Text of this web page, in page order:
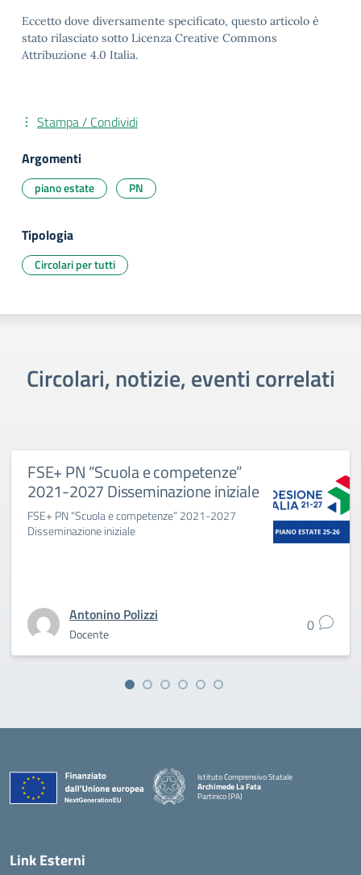
Eccetto dove diversamente specificato, questo articolo è
stato rilasciato sotto Licenza Creative Commons
Attribuzione 4.0 Italia.
Stampa / Condividi
Argomenti
piano estate PN
Tipologia
Circolari per tutti
Circolari, notizie, eventi correlati
FSE+ PN “Scuola e competenze”
2021-2027 Disseminazione iniziale
FSE+ PN “Scuola e competenze” 2021-2027
Disseminazione iniziale
Antonino Polizzi
Docente 0
Istituto Comprensivo Statale
Archimede La Fata
Partinico (PA)
Link Esterni